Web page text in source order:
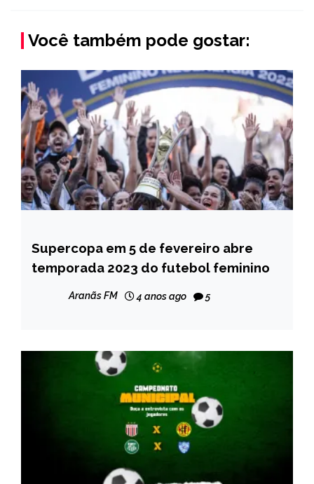
Você também pode gostar:
ESPORTES
NOTÍCIAS
Supercopa em 5 de fevereiro abre
temporada 2023 do futebol feminino
Aranãs FM 4 anos ago 5